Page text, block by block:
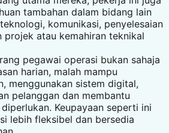
tambahan dalam bidang lain
komunikasi, penyelesaian
projek atau kemahiran teknikal
pegawai operasi bukan sahaja
harian, malah mampu
menggunakan sistem digital,
pelanggan dan membantu
Keupayaan seperti ini
lebih fleksibel dan bersedia